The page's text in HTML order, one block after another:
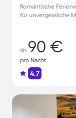
Romantische
für unvergessliche
ab 90 €
pro Nacht
4.7